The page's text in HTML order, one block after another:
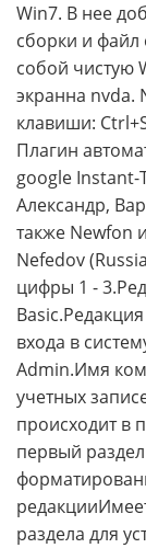
Win7. В нее
сборки и файл
собой чистую
экранна nvda.
клавиши:
Плагин
google Instant-
Александр,
также Newfon
Nefedov
цифры 1 -
входа в
Admin.Имя
учетных
происходит в
первый
раздела для